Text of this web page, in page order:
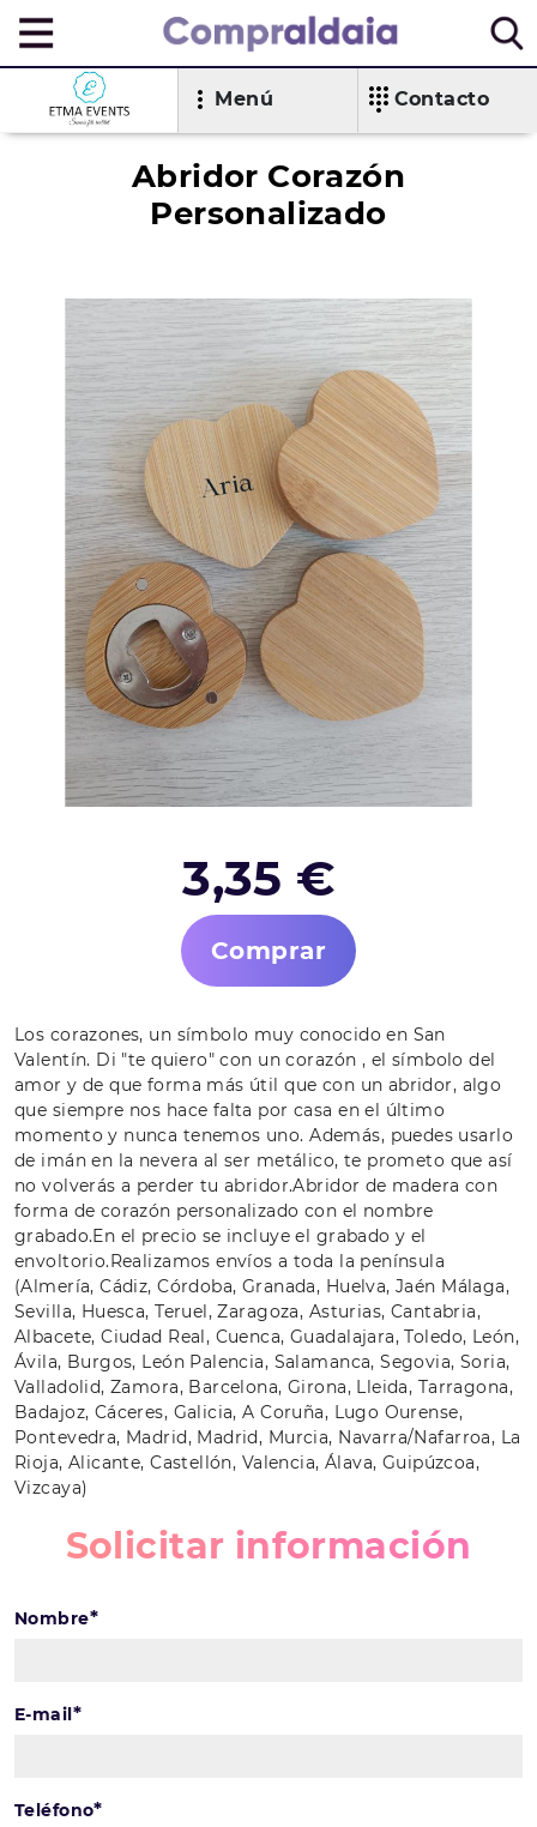
Menú Contacto
Abridor Corazón
Personalizado
3,35 €
Comprar
Los corazones, un símbolo muy conocido en San
Valentín. Di "te quiero" con un corazón , el símbolo del
amor y de que forma más útil que con un abridor, algo
que siempre nos hace falta por casa en el último
momento y nunca tenemos uno. Además, puedes usarlo
de imán en la nevera al ser metálico, te prometo que así
no volverás a perder tu abridor.Abridor de madera con
forma de corazón personalizado con el nombre
grabado.En el precio se incluye el grabado y el
envoltorio.Realizamos envíos a toda la península
(Almería, Cádiz, Córdoba, Granada, Huelva, Jaén Málaga,
Sevilla, Huesca, Teruel, Zaragoza, Asturias, Cantabria,
Albacete, Ciudad Real, Cuenca, Guadalajara, Toledo, León,
Ávila, Burgos, León Palencia, Salamanca, Segovia, Soria,
Valladolid, Zamora, Barcelona, Girona, Lleida, Tarragona,
Badajoz, Cáceres, Galicia, A Coruña, Lugo Ourense,
Pontevedra, Madrid, Madrid, Murcia, Navarra/Nafarroa, La
Rioja, Alicante, Castellón, Valencia, Álava, Guipúzcoa,
Vizcaya)
Solicitar información
Nombre*
E-mail*
Teléfono*